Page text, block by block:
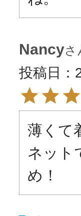
Nancy
投稿日
薄くて
ネット
め！